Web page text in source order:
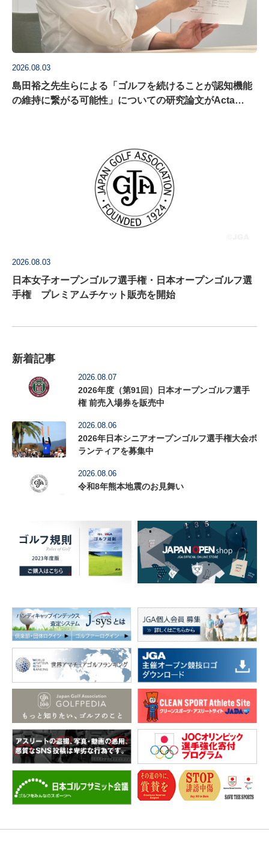
2026.08.03
島田裕之先生らによる「ゴルフを続けることが認知機能
の維持に繋がる可能性」についての研究論文がActa
2026.08.03
日本女子オープンゴルフ選手権・日本オープンゴルフ選
手権 プレミアムチケット販売を開始
新着記事
2026.08.07
2026年度（第91回）日本オープンゴルフ選手
権 前売入場券を販売中
2026.08.06
2026年日本シニアオープンゴルフ選手権大会ボ
ランティアを募集中
2026.08.06
令和8年熊本地震のお見舞い